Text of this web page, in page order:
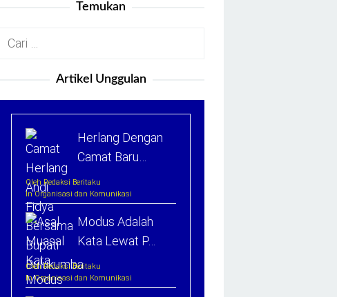
Temukan
Cari
Artikel Unggulan
Herlang Dengan
Camat Baru…
Oleh Redaksi Beritaku
In Organisasi dan Komunikasi
Modus Adalah
Kata Lewat P…
Oleh Redaksi Beritaku
In Organisasi dan Komunikasi